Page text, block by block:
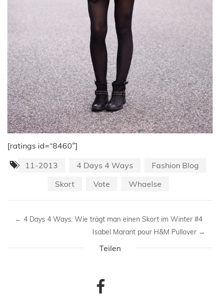
[ratings id=“8460″]
11-2013
4 Days 4 Ways
Fashion Blog
Skort
Vote Whaelse
← 4 Days 4 Ways: Wie trägt man einen Skort im Winter #4
Isabel Marant pour H&M Pullover →
Teilen